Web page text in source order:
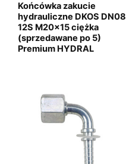
Końcówka zakucie
hydrauliczne DKOS DN08
12S M20x15 ciężka
(sprzedawane po 5)
Premium HYDRAL